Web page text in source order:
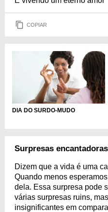
COPIAR
DIA DO SURDO-MUDO
Surpresas encantadoras
Dizem que a vida é uma
Quando menos
dela. Essa surpresa pode
várias surpresas ruins,
insignificantes em